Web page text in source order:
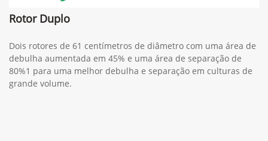
Rotor Duplo
Dois rotores de 61 centímetros de diâmetro com uma área de
debulha aumentada em 45% e uma área de separação de
80%1 para uma melhor debulha e separação em culturas de
grande volume.